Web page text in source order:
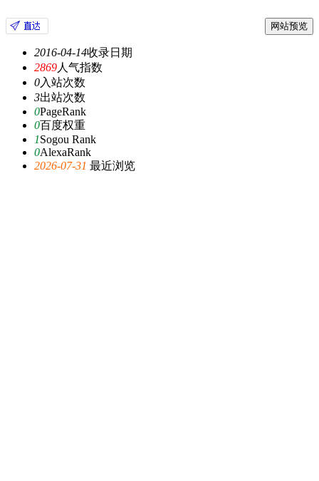
网站预览
2016-04-14收录日期
2869人气指数
0入站次数
3出站次数
0PageRank
0百度权重
1Sogou Rank
0AlexaRank
2026-07-31 最近浏览